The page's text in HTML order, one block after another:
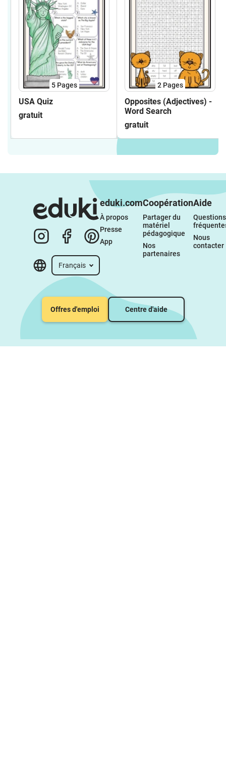
5 Pages
USA Quiz
gratuit
2 Pages
Opposites (Adjectives) -
Word Search
gratuit
Français
eduki.com
À propos
Presse
App
Coopération
Partager du
matériel
pédagogique
Nos
partenaires
Aide
Questions
Nous
contacter
Offres d'emploi Centre d'aide